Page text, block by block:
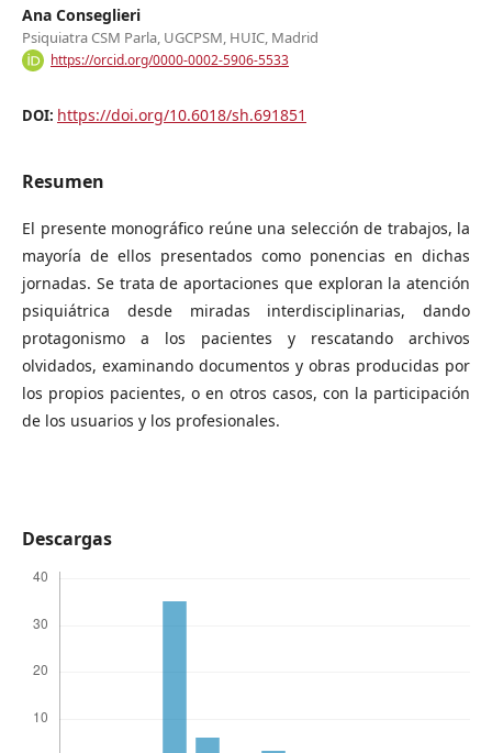
Ana Conseglieri
Psiquiatra CSM Parla, UGCPSM, HUIC, Madrid
https://orcid.org/0000-0002-5906-5533
DOI: https://doi.org/10.6018/sh.691851
Resumen
El presente monográfico reúne una selección de trabajos, la
mayoría de ellos presentados como ponencias en dichas
jornadas. Se trata de aportaciones que exploran la atención
psiquiátrica desde miradas interdisciplinarias, dando
protagonismo a los pacientes y rescatando archivos
olvidados, examinando documentos y obras producidas por
los propios pacientes, o en otros casos, con la participación
de los usuarios y los profesionales.
Descargas